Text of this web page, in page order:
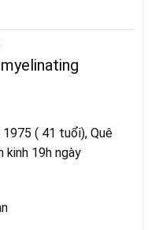
1975 ( 41 tuổi), Quê
kinh 19h ngày